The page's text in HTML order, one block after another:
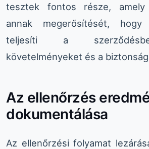
tesztek fontos része,
annak megerősítését,
teljesíti a
követelményeket és a
Az ellenőrzés
dokumentálása
Az ellenőrzési folyamat